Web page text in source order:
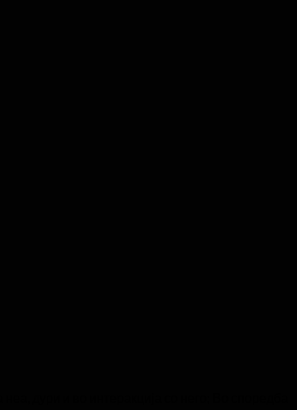
дури и во интеракција со него; Во споредба